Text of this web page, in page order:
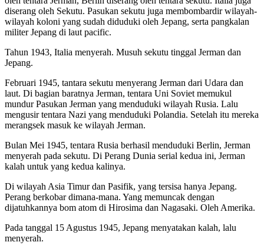
diserang oleh Sekutu. Pasukan sekutu juga membombardir wilayah-
wilayah koloni yang sudah diduduki oleh Jepang, serta pangkalan
militer Jepang di laut pacific.
Tahun 1943, Italia menyerah. Musuh sekutu tinggal Jerman dan
Jepang.
Februari 1945, tantara sekutu menyerang Jerman dari Udara dan
laut. Di bagian baratnya Jerman, tentara Uni Soviet memukul
mundur Pasukan Jerman yang menduduki wilayah Rusia. Lalu
mengusir tentara Nazi yang menduduki Polandia. Setelah itu mereka
merangsek masuk ke wilayah Jerman.
Bulan Mei 1945, tentara Rusia berhasil menduduki Berlin, Jerman
menyerah pada sekutu. Di Perang Dunia serial kedua ini, Jerman
kalah untuk yang kedua kalinya.
Di wilayah Asia Timur dan Pasifik, yang tersisa hanya Jepang.
Perang berkobar dimana-mana. Yang memuncak dengan
dijatuhkannya bom atom di Hirosima dan Nagasaki. Oleh Amerika.
Pada tanggal 15 Agustus 1945, Jepang menyatakan kalah, lalu
menyerah.